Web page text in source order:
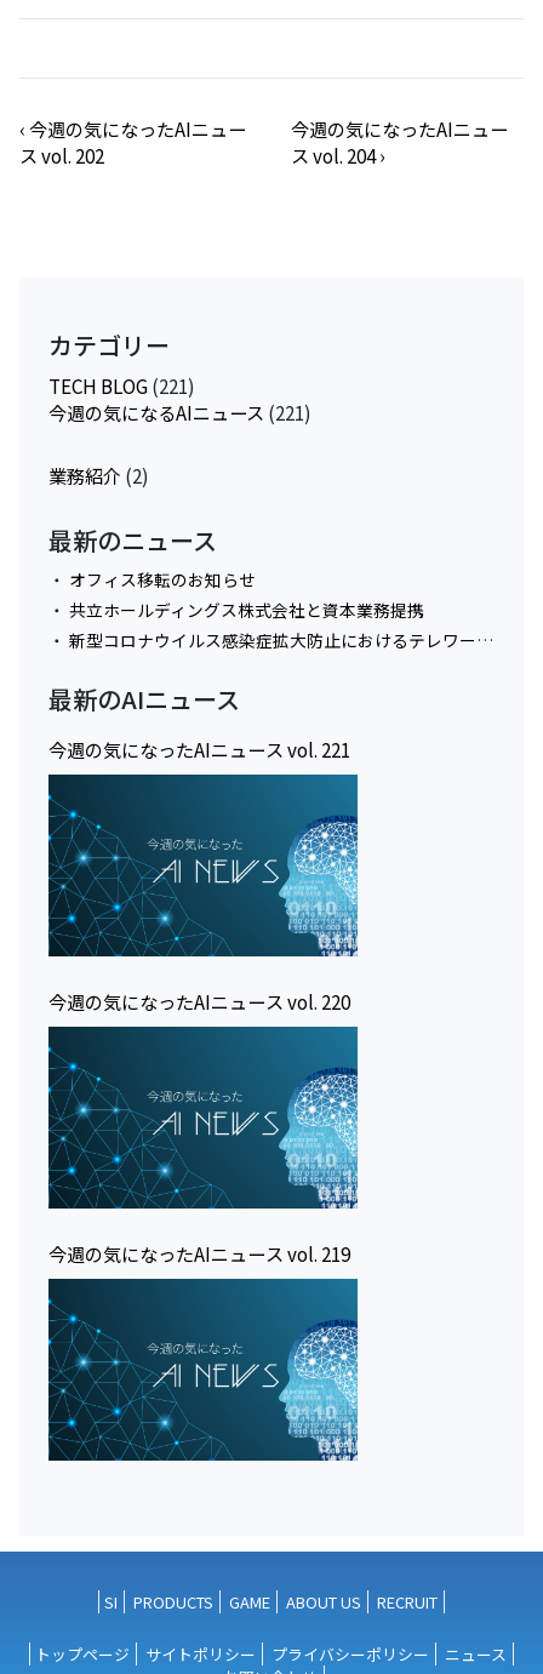
‹今週の気になったAIニュー
ス vol. 202
今週の気になったAIニュー
ス vol. 204›
カテゴリー
TECH BLOG(221)
今週の気になるAIニュース (221)
業務紹介 (2)
最新のニュース
オフィス移転のお知らせ
共立ホールディングス株式会社と資本業務提携
新型コロナウイルス感染症拡大防止におけるテレワーク実施に関してのお知らせ
最新のAIニュース
今週の気になったAIニュース vol. 221
今週の気になったAIニュース vol. 220
今週の気になったAIニュース vol. 219
SI PRODUCTS GAME ABOUT US RECRUIT
トップページ サイトポリシー プライバシーポリシー
ニュース